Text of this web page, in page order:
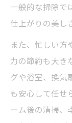
一般的な掃除で
仕上がりの美し
また、忙しい方
力の節約も大き
グや浴室、換気
も安心して任せ
ーム後の清掃、